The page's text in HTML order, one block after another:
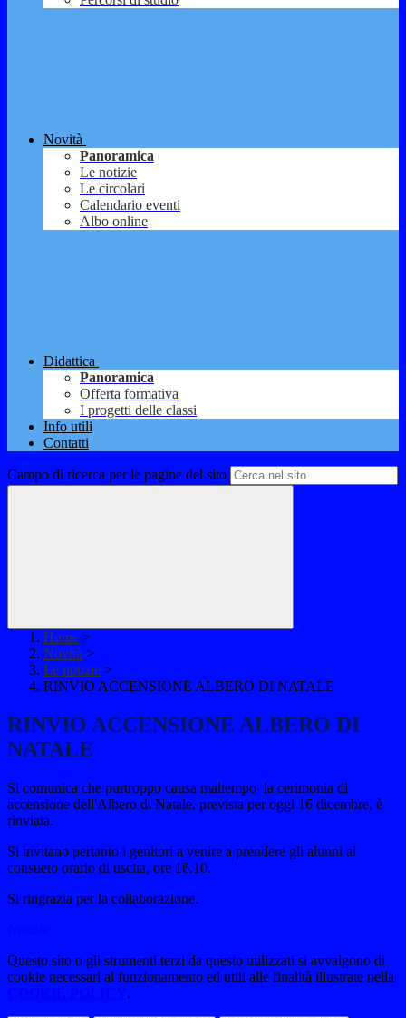
Novità
Panoramica
Le notizie
Le circolari
Calendario eventi
Albo online
Didattica
Panoramica
Offerta formativa
I progetti delle classi
Info utili
Contatti
Campo di ricerca per le pagine del sito
Home >
Novità >
Le notizie >
RINVIO ACCENSIONE ALBERO DI NATALE
RINVIO ACCENSIONE ALBERO DI
NATALE
Si comunica che purtroppo causa maltempo la cerimonia di
accensione dell'Albero di Natale, prevista per oggi 16 dicembre, è
rinviata.
Si invitano pertanto i genitori a venire a prendere gli alunni al
consueto orario di uscita, ore 16.10.
Si ringrazia per la collaborazione.
Questo sito o gli strumenti terzi da questo utilizzati si avvalgono di
cookie necessari al funzionamento ed utili alle finalità illustrate nella
.